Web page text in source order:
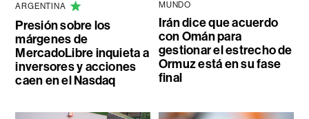
ARGENTINA
Presión sobre los
márgenes de
MercadoLibre inquieta a
inversores y acciones
caen en el Nasdaq
MUNDO
Irán dice que acuerdo
con Omán para
gestionar el estrecho de
Ormuz está en su fase
final